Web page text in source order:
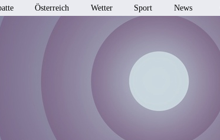
Österreich Wetter Sport News